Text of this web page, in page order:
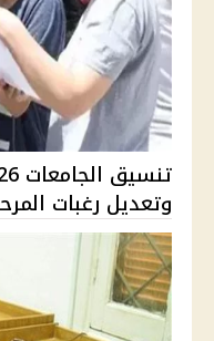
وتعديل رغبات